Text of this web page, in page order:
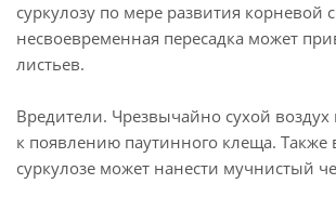
суркулозу по мере развития корневой
несвоевременная пересадка может
листьев.
Вредители. Чрезвычайно сухой воздух
к появлению паутинного клеща. Также
суркулозе может нанести мучнистый